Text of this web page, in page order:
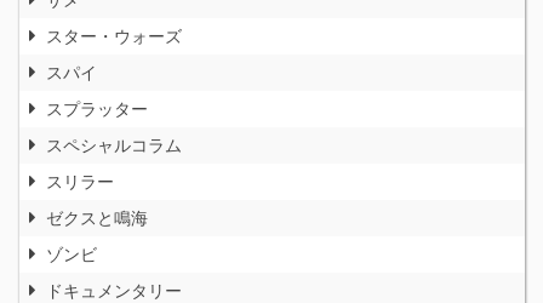
スター・ウォーズ
スパイ
スプラッター
スペシャルコラム
スリラー
ゼクスと鳴海
ゾンビ
ドキュメンタリー